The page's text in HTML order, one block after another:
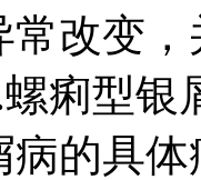
常改变
痢型银
的具